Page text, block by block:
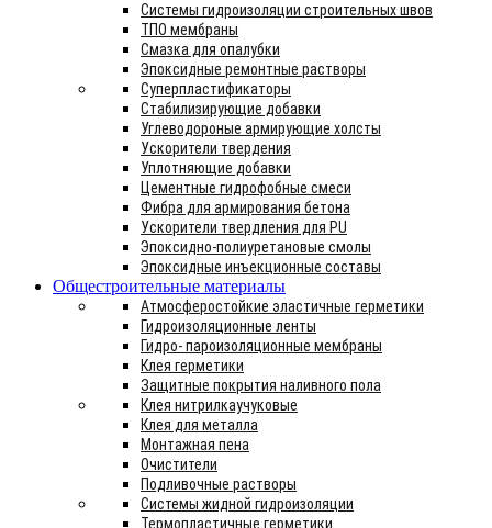
Системы гидроизоляции строительных швов
ТПО мембраны
Смазка для опалубки
Эпоксидные ремонтные растворы
Суперпластификаторы
Стабилизирующие добавки
Углеводороные армирующие холсты
Ускорители твердения
Уплотняющие добавки
Цементные гидрофобные смеси
Фибра для армирования бетона
Ускорители твердления для PU
Эпоксидно-полиуретановые смолы
Эпоксидные инъекционные составы
Общестроительные материалы
Атмосферостойкие эластичные герметики
Гидроизоляционные ленты
Гидро- пароизоляционные мембраны
Клея герметики
Защитные покрытия наливного пола
Клея нитрилкаучуковые
Клея для металла
Монтажная пена
Очистители
Подливочные растворы
Системы жидной гидроизоляции
Термопластичные герметики